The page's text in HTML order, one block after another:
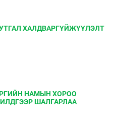
ХАЛДВАРГҮЙЖҮҮЛЭЛТ
НАМЫН ХОРОО
ШАЛГАРЛАА